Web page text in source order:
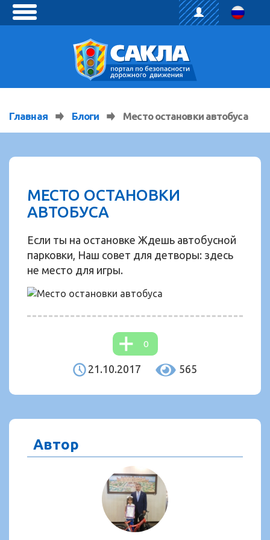
toggle
Главная Блоги Место остановки автобуса
МЕСТО ОСТАНОВКИ
АВТОБУСА
Если ты на остановке Ждешь автобусной
парковки, Наш совет для детворы: здесь
не место для игры.
0
21.10.2017 565
Автор